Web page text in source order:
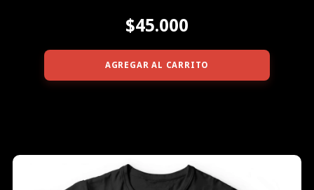
$45.000
AGREGAR AL CARRITO